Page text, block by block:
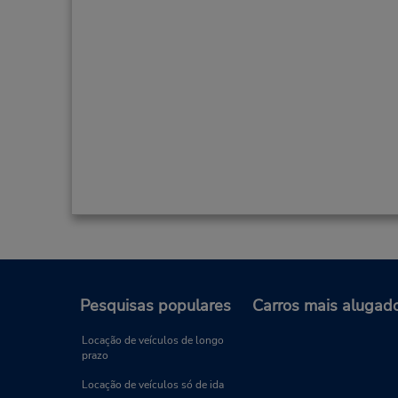
Pesquisas populares
Locação de veículos de longo
prazo
Locação de veículos só de ida
Carros mais